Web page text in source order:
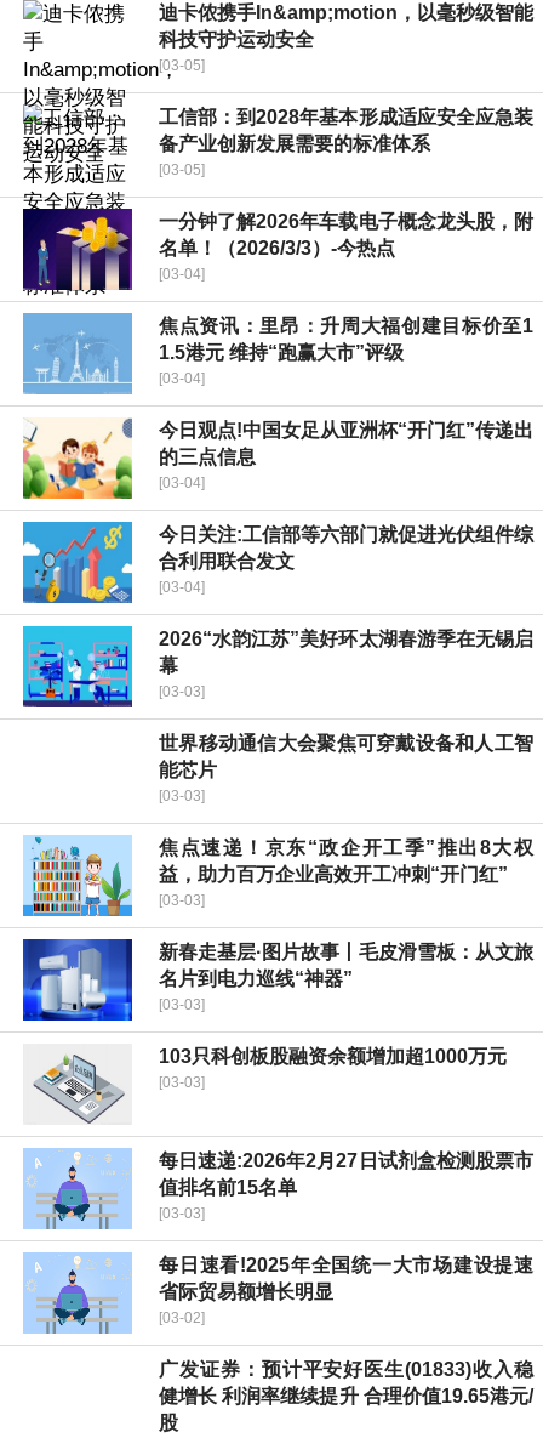
迪卡侬携手In&amp;motion，以毫秒级智能
科技守护运动安全
[03-05]
工信部：到2028年基本形成适应安全应急装
备产业创新发展需要的标准体系
[03-05]
一分钟了解2026年车载电子概念龙头股，附
名单！（2026/3/3）-今热点
[03-04]
焦点资讯：里昂：升周大福创建目标价至1
1.5港元 维持“跑赢大市”评级
[03-04]
今日观点!中国女足从亚洲杯“开门红”传递出
的三点信息
[03-04]
今日关注:工信部等六部门就促进光伏组件综
合利用联合发文
[03-04]
2026“水韵江苏”美好环太湖春游季在无锡启
幕
[03-03]
世界移动通信大会聚焦可穿戴设备和人工智
能芯片
[03-03]
焦点速递！京东“政企开工季”推出8大权
益，助力百万企业高效开工冲刺“开门红”
[03-03]
新春走基层·图片故事丨毛皮滑雪板：从文旅
名片到电力巡线“神器”
[03-03]
103只科创板股融资余额增加超1000万元
[03-03]
每日速递:2026年2月27日试剂盒检测股票市
值排名前15名单
[03-03]
每日速看!2025年全国统一大市场建设提速
省际贸易额增长明显
[03-02]
广发证券：预计平安好医生(01833)收入稳
健增长 利润率继续提升 合理价值19.65港元/
股